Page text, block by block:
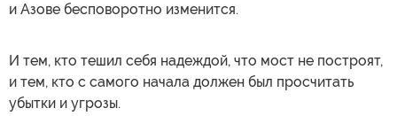
и Азове бесповоротно изменится.
И тем, кто тешил себя надеждой, что мост не построят,
и тем, кто с самого начала должен был просчитать
убытки и угрозы.